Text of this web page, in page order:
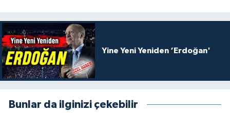
Yine Yeni Yeniden ‘Erdoğan'
Bunlar da ilginizi çekebilir